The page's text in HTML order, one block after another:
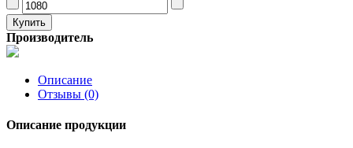
Производитель
Описание
Отзывы (0)
Описание продукции